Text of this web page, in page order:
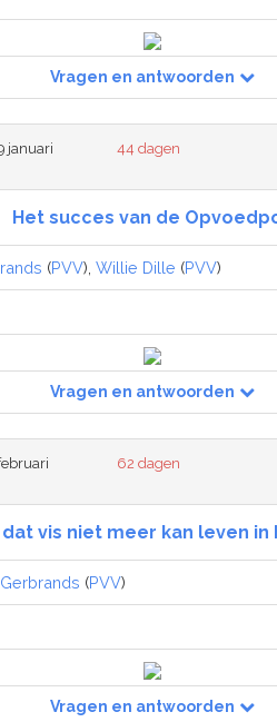
Vragen en antwoorden
januari
44 dagen
Het succes van de
(PVV), Willie Dille (PVV)
Vragen en antwoorden
62 dagen
vis niet meer kan leven in
(PVV)
Vragen en antwoorden